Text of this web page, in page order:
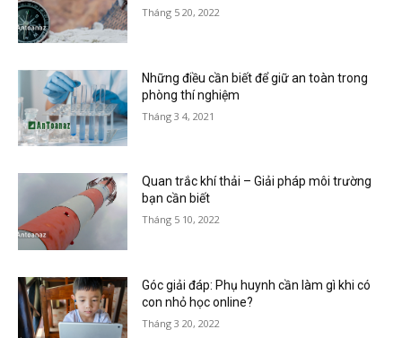
Tháng 5 20, 2022
Những điều cần biết để giữ an toàn trong
phòng thí nghiệm
Tháng 3 4, 2021
Quan trắc khí thải – Giải pháp môi trường
bạn cần biết
Tháng 5 10, 2022
Góc giải đáp: Phụ huynh cần làm gì khi có
con nhỏ học online?
Tháng 3 20, 2022